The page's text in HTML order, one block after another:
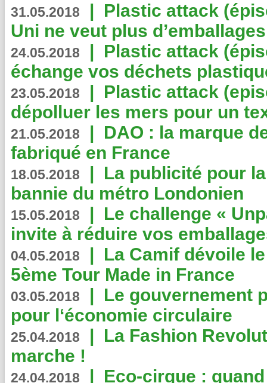
31.05.2018 | Plastic attack
Uni ne veut plus
24.05.2018 | Plastic attack
échange vos déchets
23.05.2018 | Plastic attack
dépolluer les mers pour un
21.05.2018 | DAO : la marque
fabriqué en France
18.05.2018 | La publicité pour
bannie du métro Londonien
15.05.2018 | Le challenge «
invite à réduire vos
04.05.2018 | La Camif dévoile
5ème Tour Made in France
03.05.2018 | Le gouvernement
pour l‘économie circulaire
25.04.2018 | La Fashion
marche !
24.04.2018 | Eco-cirque :